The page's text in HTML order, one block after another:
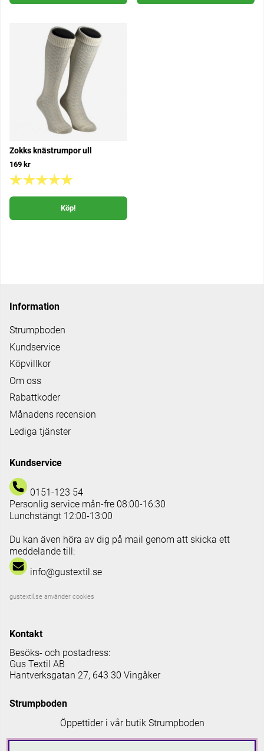
Zokks knästrumpor ull
169 kr
Köp!
Information
Strumpboden
Kundservice
Köpvillkor
Om oss
Rabattkoder
Månadens recension
Lediga tjänster
Kundservice
0151-123 54
Personlig service mån-fre 08:00-16:30
Lunchstängt 12:00-13:00
Du kan även höra av dig på mail genom att skicka ett
meddelande till:
info@gustextil.se
gustextil.se använder cookies
Kontakt
Besöks- och postadress:
Gus Textil AB
Hantverksgatan 27, 643 30 Vingåker
Strumpboden
Öppettider i vår butik Strumpboden